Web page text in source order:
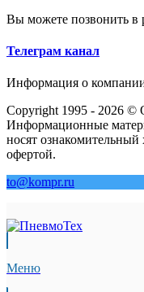
Вы можете позвонить в
Телеграм канал
Информация о
Copyright 1995 - 2026
Информационные
носят
офертой.
to@kompr.ru
Меню